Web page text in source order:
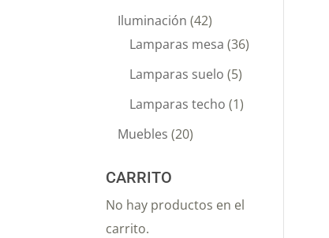
Iluminación (42)
Lamparas mesa (36)
Lamparas suelo (5)
Lamparas techo (1)
Muebles (20)
CARRITO
No hay productos en el
carrito.